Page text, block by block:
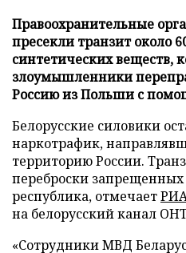
Правоохранительные
пресекли транзит около
синтетических веществ,
злоумышленники
Россию из Польши с
Белорусские силовики
наркотрафик,
территорию России.
переброски запрещенных
республика, отмечает
на белорусский канал
«Сотрудники МВД